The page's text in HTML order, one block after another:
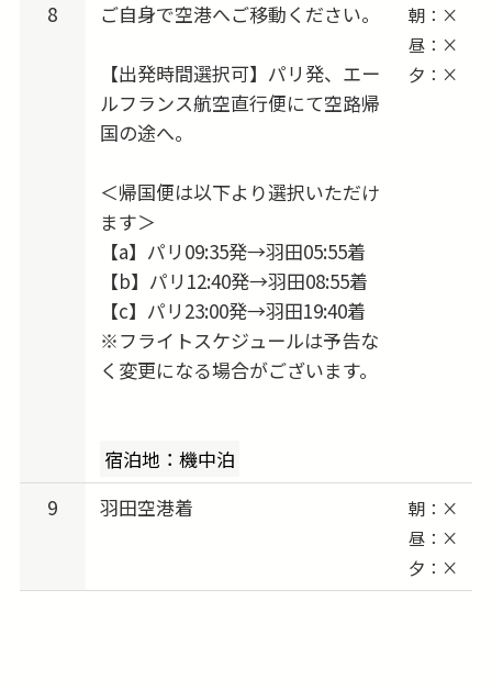
8 ご自身で空港へご移動ください。
【出発時間選択可】パリ発、エー
ルフランス航空直行便にて空路帰
国の途へ。
＜帰国便は以下より選択いただけ
ます＞
【a】パリ09:35発→羽田05:55着
【b】パリ12:40発→羽田08:55着
【c】パリ23:00発→羽田19:40着
※フライトスケジュールは予告な
く変更になる場合がございます。
宿泊地：機中泊
朝：×
昼：×
夕：×
9 羽田空港着
朝：×
昼：×
夕：×